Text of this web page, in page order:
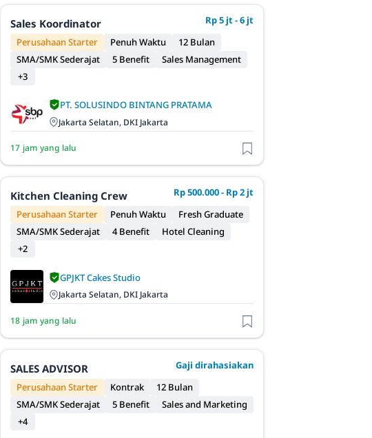
Sales Koordinator
Rp 5 jt - 6 jt
Perusahaan Starter
Penuh Waktu
12 Bulan
SMA/SMK Sederajat
5 Benefit
Sales Management
+3
PT. SOLUSINDO BINTANG PRATAMA
Jakarta Selatan, DKI Jakarta
17 jam yang lalu
Kitchen Cleaning Crew
Rp 500.000 - Rp 2 jt
Perusahaan Starter
Penuh Waktu
Fresh Graduate
SMA/SMK Sederajat
4 Benefit
Hotel Cleaning
+2
GPJKT Cakes Studio
Jakarta Selatan, DKI Jakarta
18 jam yang lalu
SALES ADVISOR
Gaji dirahasiakan
Perusahaan Starter
Kontrak
12 Bulan
SMA/SMK Sederajat
5 Benefit
Sales and Marketing
+4